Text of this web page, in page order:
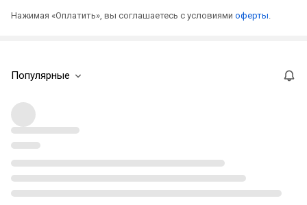
Нажимая «Оплатить», вы соглашаетесь с условиями оферты
Популярные